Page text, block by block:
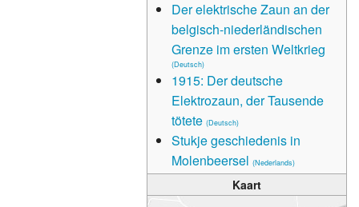
Der elektrische Zaun an der
belgisch-niederländischen
Grenze im ersten Weltkrieg
(Deutsch)
1915: Der deutsche
Elektrozaun, der Tausende
tötete (Deutsch)
Stukje geschiedenis in
Molenbeersel (Nederlands)
Kaart